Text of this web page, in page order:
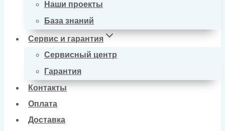
Наши проекты
База знаний
Сервис и гарантия
Сервисный центр
Гарантия
Контакты
Оплата
Доставка